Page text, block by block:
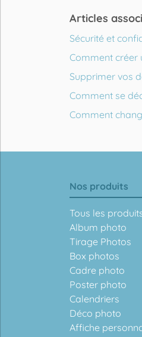
Articles
Sécurité et
Comment créer
Supprimer vos
Comment se
Comment
Nos produits
Tous les
Album photo
Tirage Photos
Box photos
Cadre photo
Poster photo
Calendriers
Déco photo
Affiche